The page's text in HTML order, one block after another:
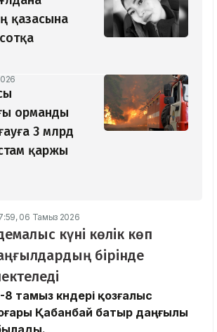
қазасына
орманды
3 млрд
қаржы
06 Тамыз 2026
күні көлік көп
бірінде
тамыз күндері қозғалыс
Қабанбай батыр даңғылы